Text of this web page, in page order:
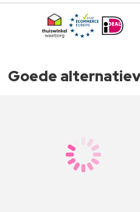
Goede